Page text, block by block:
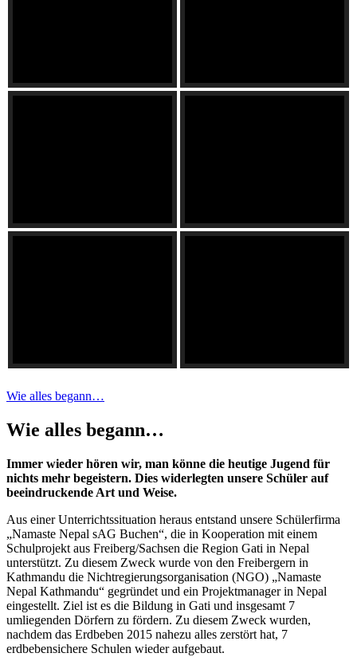
Wie alles begann…
Wie alles begann…
Immer wieder hören wir, man könne die heutige Jugend für
nichts mehr begeistern. Dies widerlegten unsere Schüler auf
beeindruckende Art und Weise.
Aus einer Unterrichtssituation heraus entstand unsere Schülerfirma
„Namaste Nepal sAG Buchen“, die in Kooperation mit einem
Schulprojekt aus Freiberg/Sachsen die Region Gati in Nepal
unterstützt. Zu diesem Zweck wurde von den Freibergern in
Kathmandu die Nichtregierungsorganisation (NGO) „Namaste
Nepal Kathmandu“ gegründet und ein Projektmanager in Nepal
eingestellt. Ziel ist es die Bildung in Gati und insgesamt 7
umliegenden Dörfern zu fördern. Zu diesem Zweck wurden,
nachdem das Erdbeben 2015 nahezu alles zerstört hat, 7
erdbebensichere Schulen wieder aufgebaut.